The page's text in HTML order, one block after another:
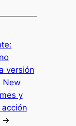
versión
New
y
→